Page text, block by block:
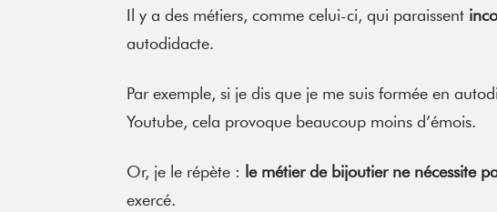
Il y a des métiers, comme celui-ci, qui paraissent
autodidacte.
Par exemple, si je dis que je me suis formée en
Youtube, cela provoque beaucoup moins d’émois.
Or, je le répète : le métier de bijoutier ne nécessite
exercé.